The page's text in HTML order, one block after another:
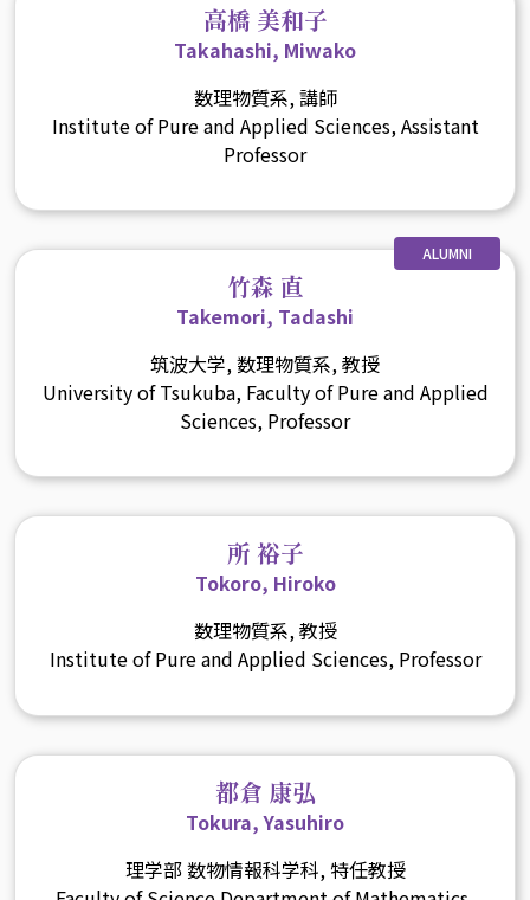
高橋 美和子
Takahashi, Miwako
数理物質系, 講師
Institute of Pure and Applied Sciences, Assistant
Professor
ALUMNI
竹森 直
Takemori, Tadashi
筑波大学, 数理物質系, 教授
University of Tsukuba, Faculty of Pure and Applied
Sciences, Professor
所 裕子
Tokoro, Hiroko
数理物質系, 教授
Institute of Pure and Applied Sciences, Professor
都倉 康弘
Tokura, Yasuhiro
理学部 数物情報科学科, 特任教授